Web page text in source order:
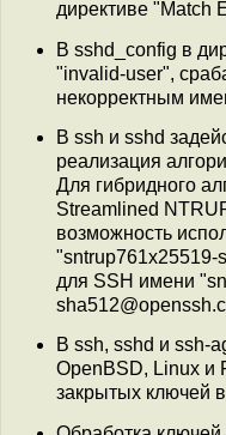
директиве "Match
В sshd_config в
"invalid-user",
некорректным
В ssh и sshd
реализация
Для гибридного
Streamlined
возможность
для SSH имени
В ssh, sshd и ssh-
OpenBSD, Linux и
закрытых ключей